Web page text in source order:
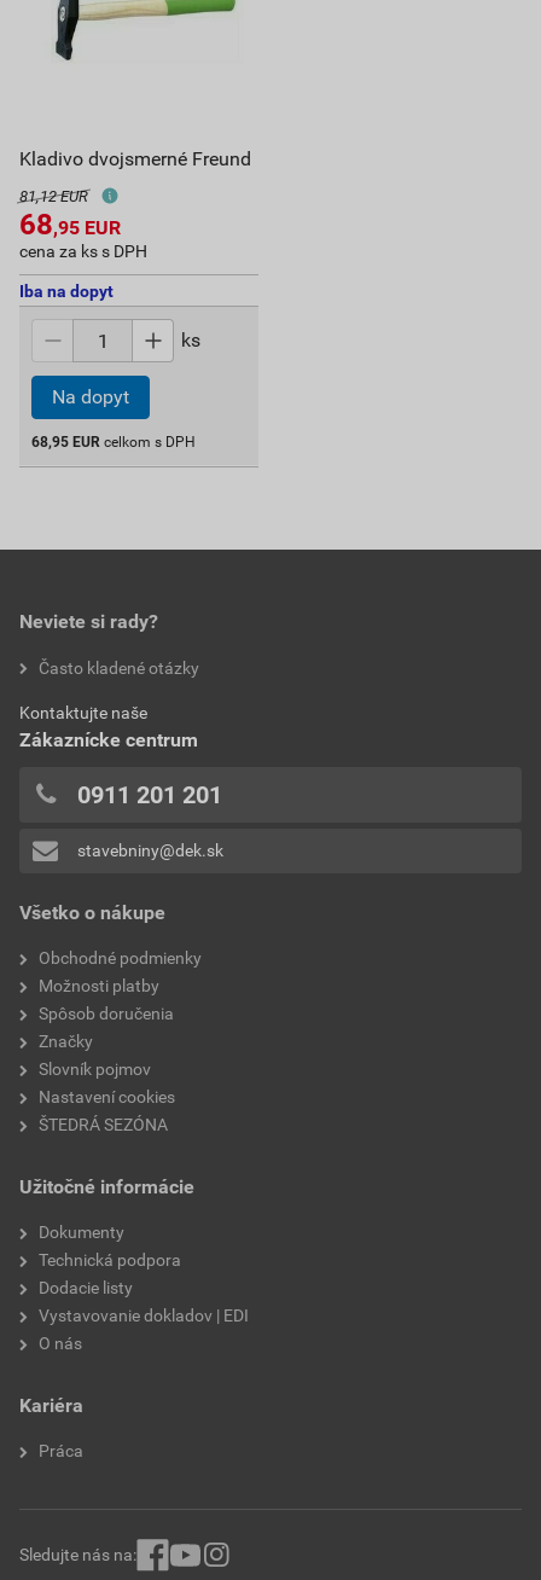
Kladivo dvojsmerné Freund
81,12 EUR
68,95 EUR
cena za ks s DPH
Iba na dopyt
ks
Na dopyt
68,95 EUR celkom s DPH
Všetko o nákupe
Obchodné podmienky
Možnosti platby
Spôsob doručenia
Značky
Slovník pojmov
Nastavení cookies
ŠTEDRÁ SEZÓNA
Užitočné informácie
Dokumenty
Technická podpora
Dodacie listy
Vystavovanie dokladov | EDI
O nás
Kariéra
Práca
Neviete si rady?
Často kladené otázky
Kontaktujte naše
Zákaznícke centrum
0911 201 201
stavebniny@dek.sk
Sledujte nás na: